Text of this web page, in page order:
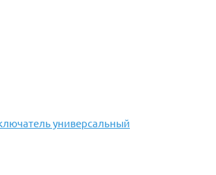
универсальный